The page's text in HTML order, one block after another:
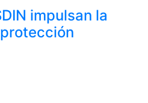
impulsan la